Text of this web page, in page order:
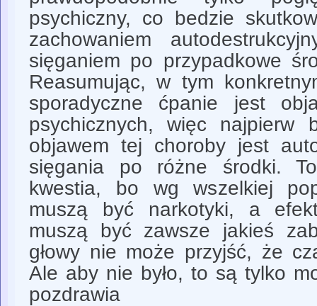
psychiczny, co bedzie
zachowaniem
sięganiem po przypadkowe
Reasumując, w tym
sporadyczne ćpanie jest
psychicznych, więc najpierw
objawem tej choroby jest
sięgania po różne środki.
kwestia, bo wg wszelkiej
muszą być narkotyki, a
muszą być zawsze jakieś
głowy nie może przyjść, że
Ale aby nie było, to są tylko
pozdrawia